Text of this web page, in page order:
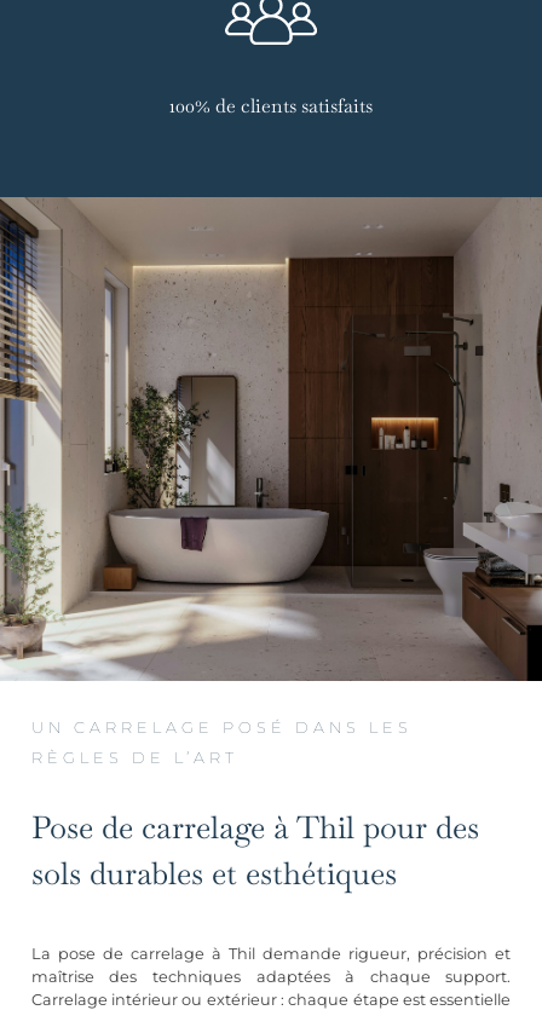
100% de clients satisfaits
UN CARRELAGE POSÉ DANS LES
RÈGLES DE L’ART
Pose de carrelage à Thil pour des
sols durables et esthétiques
La pose de carrelage à Thil demande rigueur, précision et
maîtrise des techniques adaptées à chaque support.
Carrelage intérieur ou extérieur : chaque étape est essentielle